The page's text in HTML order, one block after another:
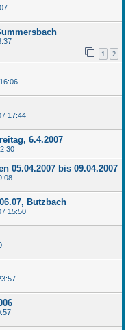
1 2
17:44
6.4.2007
05.04.2007 bis 09.04.2007
Butzbach
15:50